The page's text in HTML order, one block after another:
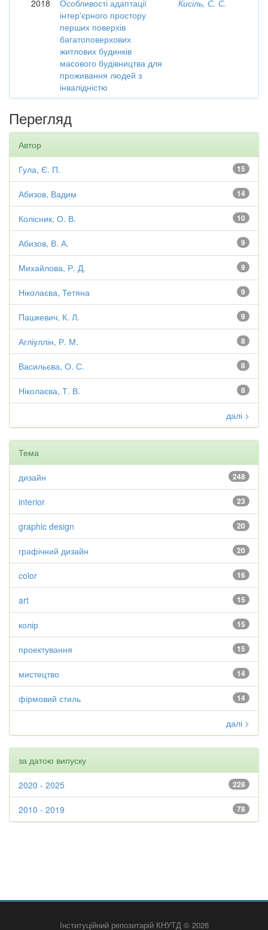
2018
Особливості адаптації
інтер'єрного простору
перших поверхів
багатоповерхових
житлових будинків
масового будівництва для
проживання людей з
інвалідністю
Кисіль, С. С.
Перегляд
Автор
15
Гула, Є. П.
14
Абизов, Вадим
10
Колісник, О. В.
9
Абизов, В. А.
9
Михайлова, Р. Д.
9
Ніколаєва, Тетяна
9
Пашкевич, К. Л.
8
Агліуллін, Р. М.
8
Васильєва, О. С.
8
Ніколаєва, Т. В.
далі >
Тема
248
дизайн
23
interior
20
graphic design
20
графічний дизайн
16
color
15
art
15
колір
15
проектування
14
мистецтво
14
фірмовий стиль
далі >
за датою випуску
228
2020 - 2025
78
2010 - 2019
Інституційний репозитарій КНУТД © 2026